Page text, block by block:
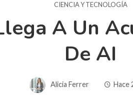
CIENCIA Y TECNOLOGÍA
A Un
De AI
Alicia Ferrer Hace